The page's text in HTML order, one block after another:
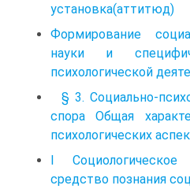
установка(аттитюд)
Формирование
науки и
психологической
§ 3. Социально-
спора Общая
психологических
I
средство познания